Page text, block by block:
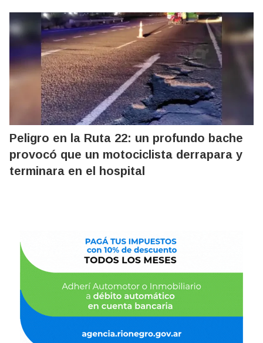
Peligro en la Ruta 22: un profundo bache
provocó que un motociclista derrapara y
terminara en el hospital